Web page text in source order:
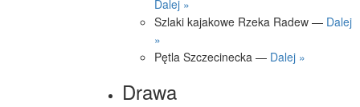
Dalej »
Szlaki kajakowe Rzeka Radew — Dalej
»
Pętla Szczecinecka — Dalej »
Drawa